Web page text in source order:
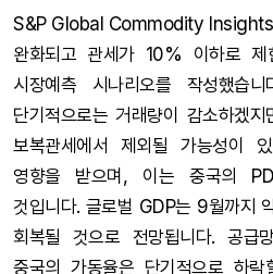
S&P Global Commodity Insights
완화되고 관세가 10% 이하로 제
시장예측 시나리오를 작성했
단기적으로는 거래량이 감소하겠
보복관세에서 제외될 가능성이
영향을 받으며, 이는 중국의
것입니다. 글로벌 GDP는 9월까지
회복될 것으로 전망됩니다. 공급
중국의 가동율은 단기적으로 하